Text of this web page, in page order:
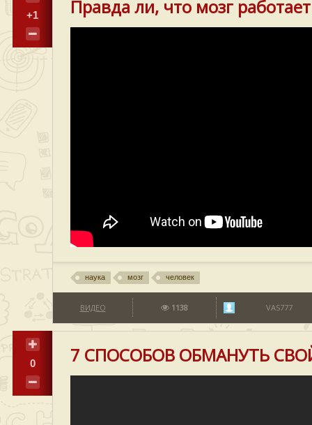
+1 Правда ли, что мозг
наука мозг человек
ВИДЕО 1138 VAS777
0 7 СПОСОБОВ ОБМАНУТЬ